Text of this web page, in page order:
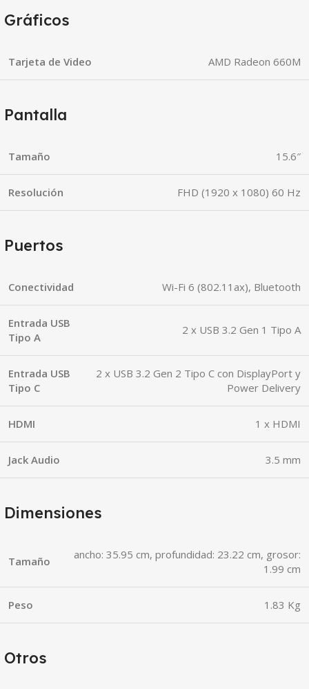
Gráficos
Tarjeta de Video AMD Radeon 660M
Pantalla
Tamaño 15.6″
Resolución FHD (1920 x 1080) 60 Hz
Puertos
Conectividad Wi-Fi 6 (802.11ax), Bluetooth
Entrada USB
Tipo A
2 x USB 3.2 Gen 1 Tipo A
Entrada USB
Tipo C
2 x USB 3.2 Gen 2 Tipo C con DisplayPort y
Power Delivery
HDMI 1 x HDMI
Jack Audio 3.5 mm
Dimensiones
Tamaño
ancho: 35.95 cm, profundidad: 23.22 cm, grosor:
1.99 cm
Peso 1.83 Kg
Otros